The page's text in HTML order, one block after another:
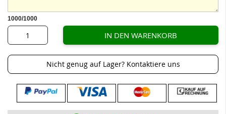
1000/1000
IN DEN WARENKORB
Nicht genug auf Lager? Kontaktiere uns